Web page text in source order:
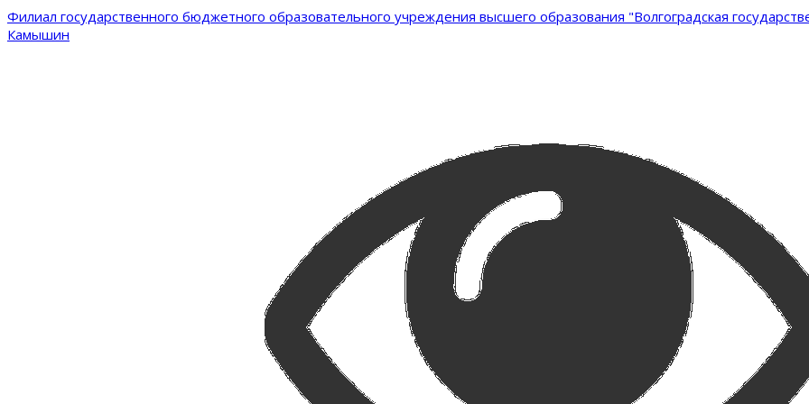
Филиал государственного бюджетного образовательного учреждения высшего образования "Волгоградская
Камышин